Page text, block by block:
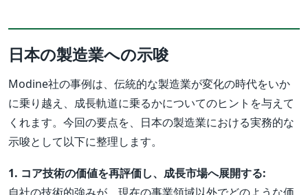
日本の製造業への示唆
Modine社の事例は、伝統的な製造業が変化の時代をいか
に乗り越え、成長軌道に乗るかについてのヒントを与えて
くれます。今回の要点を、日本の製造業における実務的な
示唆として以下に整理します。
1. コア技術の価値を再評価し、成長市場へ展開する: